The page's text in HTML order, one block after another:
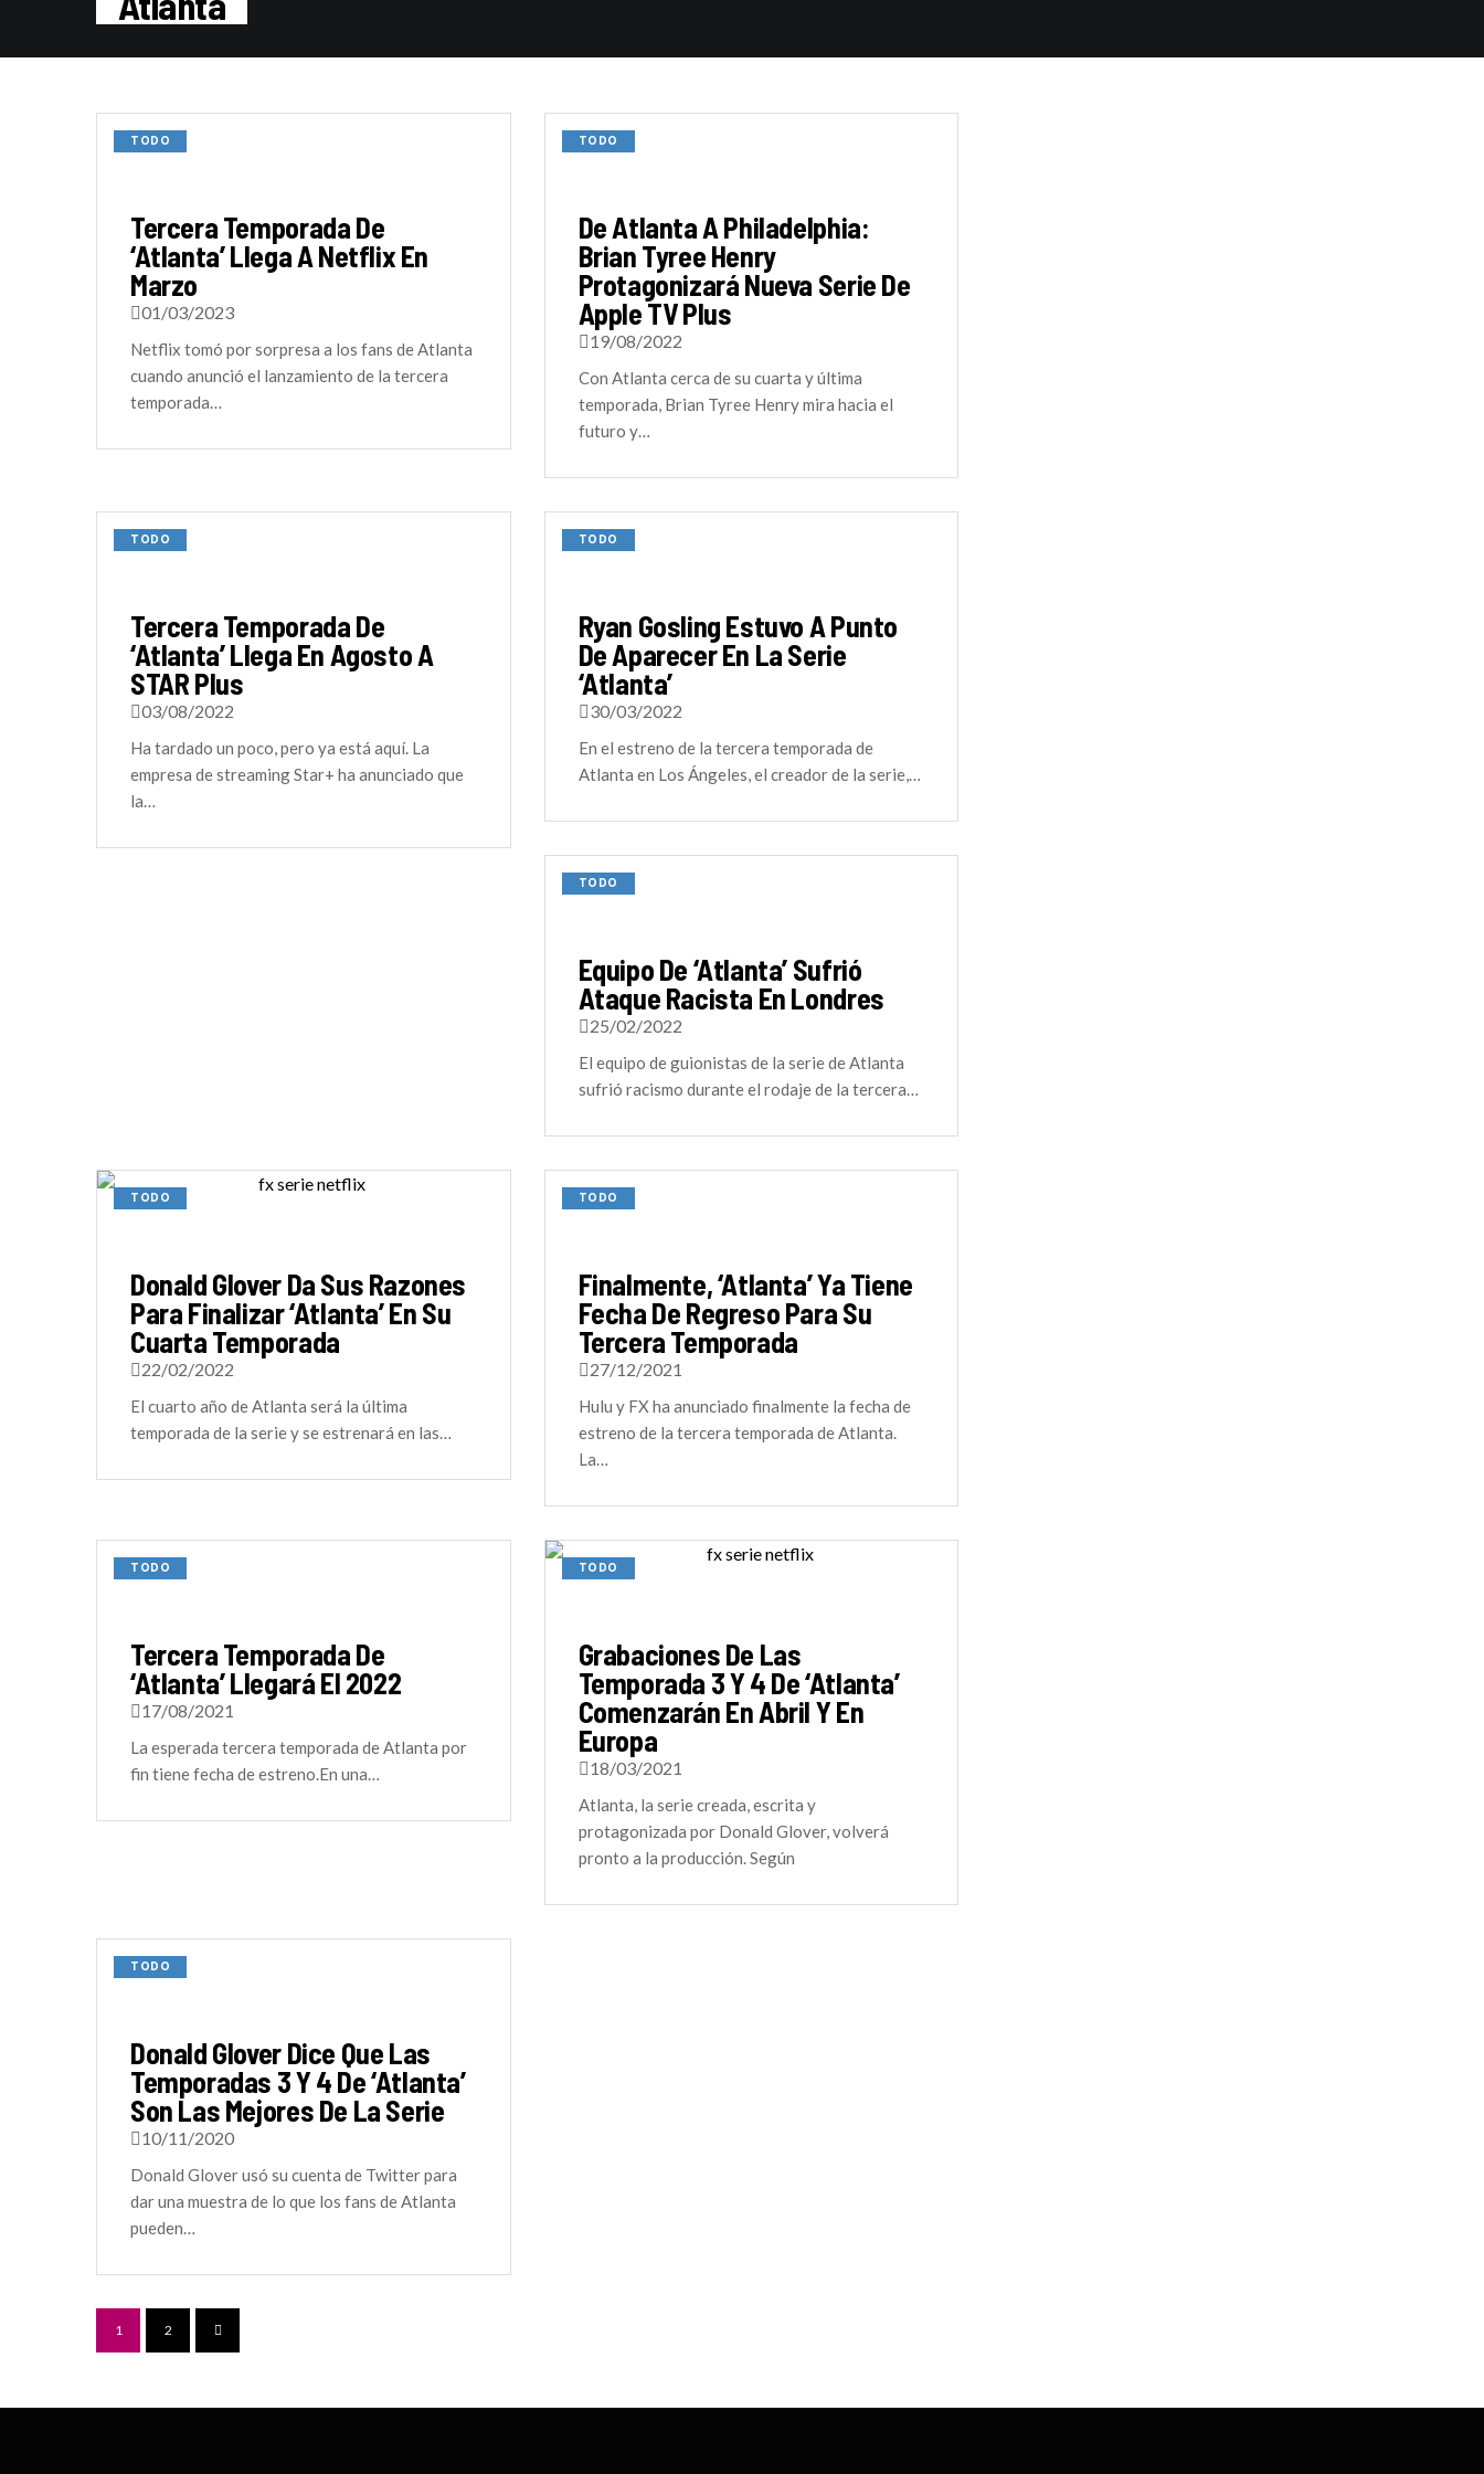
TODO
Tercera Temporada De
‘Atlanta’ Llega A Netflix En
Marzo
01/03/2023
Netflix tomó por sorpresa a los fans de Atlanta
cuando anunció el lanzamiento de la tercera
temporada…
TODO
De Atlanta A Philadelphia:
Brian Tyree Henry
Protagonizará Nueva Serie De
Apple TV Plus
19/08/2022
Con Atlanta cerca de su cuarta y última
temporada, Brian Tyree Henry mira hacia el
futuro y…
TODO
Tercera Temporada De
‘Atlanta’ Llega En Agosto A
STAR Plus
03/08/2022
Ha tardado un poco, pero ya está aquí. La
empresa de streaming Star+ ha anunciado que
la…
TODO
Ryan Gosling Estuvo A Punto
De Aparecer En La Serie
‘Atlanta’
30/03/2022
En el estreno de la tercera temporada de
Atlanta en Los Ángeles, el creador de la serie,…
TODO
Equipo De ‘Atlanta’ Sufrió
Ataque Racista En Londres
25/02/2022
El equipo de guionistas de la serie de Atlanta
sufrió racismo durante el rodaje de la tercera…
TODO
Donald Glover Da Sus Razones
Para Finalizar ‘Atlanta’ En Su
Cuarta Temporada
22/02/2022
El cuarto año de Atlanta será la última
temporada de la serie y se estrenará en las…
TODO
Finalmente, ‘Atlanta’ Ya Tiene
Fecha De Regreso Para Su
Tercera Temporada
27/12/2021
Hulu y FX ha anunciado finalmente la fecha de
estreno de la tercera temporada de Atlanta.
La…
TODO
Tercera Temporada De
‘Atlanta’ Llegará El 2022
17/08/2021
La esperada tercera temporada de Atlanta por
fin tiene fecha de estreno.En una…
TODO
Grabaciones De Las
Temporada 3 Y 4 De ‘Atlanta’
Comenzarán En Abril Y En
Europa
18/03/2021
Atlanta, la serie creada, escrita y
protagonizada por Donald Glover, volverá
pronto a la producción. Según
TODO
Donald Glover Dice Que Las
Temporadas 3 Y 4 De ‘Atlanta’
Son Las Mejores De La Serie
10/11/2020
Donald Glover usó su cuenta de Twitter para
dar una muestra de lo que los fans de Atlanta
pueden…
1 2